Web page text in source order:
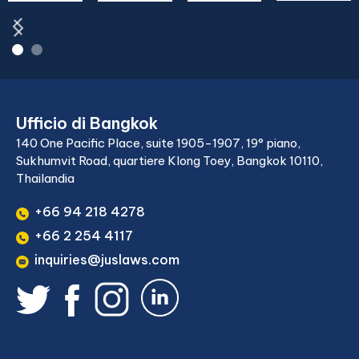
Ufficio di Bangkok
140 One Pacific Place, suite 1905-1907, 19° piano,
Sukhumvit Road, quartiere Klong Toey, Bangkok 10110,
Thailandia
+66 94 218 4278
+66 2 254 4117
inquiries@juslaws.com